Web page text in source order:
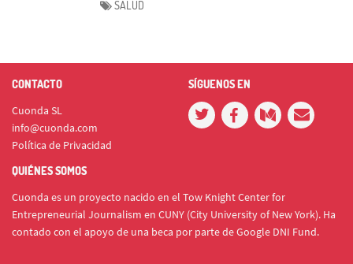
SALUD
CONTACTO
Cuonda SL
info@cuonda.com
Política de Privacidad
SÍGUENOS EN
QUIÉNES SOMOS
Cuonda es un proyecto nacido en el Tow Knight Center for
Entrepreneurial Journalism en CUNY (City University of New York). Ha
contado con el apoyo de una beca por parte de Google DNI Fund.